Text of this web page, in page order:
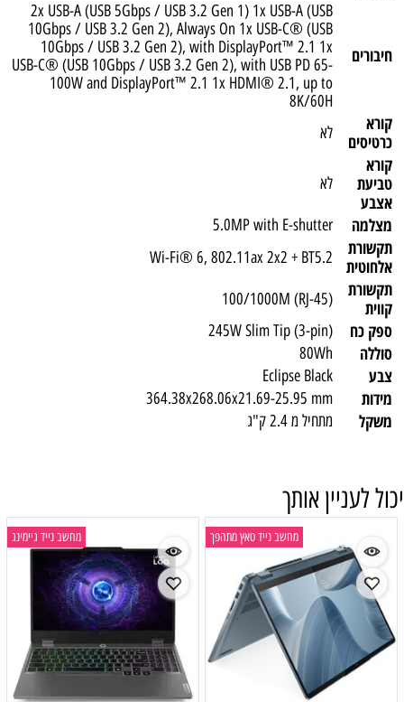
חיבורים
2x USB-A (USB 5Gbps / USB 3.2 Gen 1) 1x USB-A (USB
10Gbps / USB 3.2 Gen 2), Always On 1x USB-C® (USB
10Gbps / USB 3.2 Gen 2), with DisplayPort™ 2.1 1x
USB-C® (USB 10Gbps / USB 3.2 Gen 2), with USB PD 65-
100W and DisplayPort™ 2.1 1x HDMI® 2.1, up to
8K/60H
קורא
כרטיסים
לא
קורא
טביעת
אצבע
לא
מצלמה 5.0MP with E-shutter
תקשורת
אלחוטית
Wi-Fi® 6, 802.11ax 2x2 + BT5.2
תקשורת
קווית
100/1000M (RJ-45)
ספק כח 245W Slim Tip (3-pin)
סוללה 80Wh
צבע Eclipse Black
מידות 364.38x268.06x21.69-25.95 mm
משקל מתחיל מ 2.4 ק"ג
יכול לעניין אותך
מחשב נייד טאץ מתהפך מחשב נייד גיימינג